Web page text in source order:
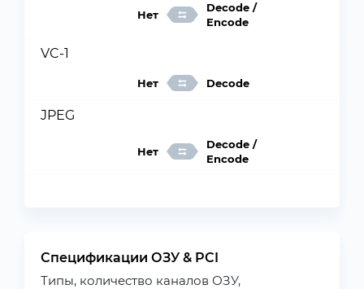
Нет
Decode /
Encode
VC-1
Нет Decode
JPEG
Нет
Decode /
Encode
Спецификации ОЗУ & PCI
Типы, количество каналов ОЗУ,